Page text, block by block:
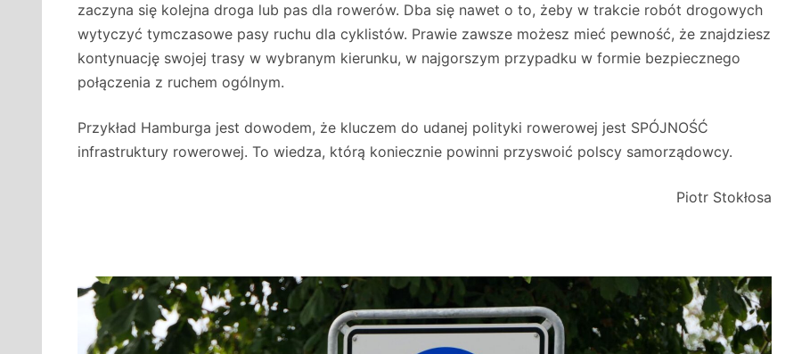
zaczyna się kolejna droga lub pas dla rowerów. Dba się nawet o to, żeby w trakcie robót drogowych
wytyczyć tymczasowe pasy ruchu dla cyklistów. Prawie zawsze możesz mieć pewność, że znajdziesz
kontynuację swojej trasy w wybranym kierunku, w najgorszym przypadku w formie bezpiecznego
połączenia z ruchem ogólnym.
Przykład Hamburga jest dowodem, że kluczem do udanej polityki rowerowej jest SPÓJNOŚĆ
infrastruktury rowerowej. To wiedza, którą koniecznie powinni przyswoić polscy samorządowcy.
Piotr Stokłosa